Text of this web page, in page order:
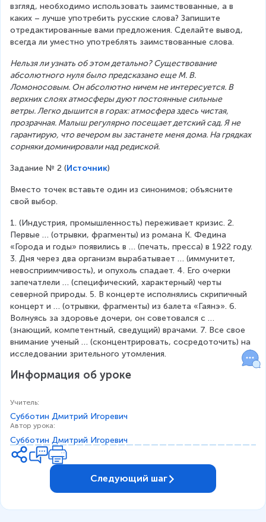
взгляд, необходимо использовать заимствованные, а в
каких – лучше употребить русские слова? Запишите
отредактированные вами предложения. Сделайте вывод,
всегда ли уместно употреблять заимствованные слова.
Нельзя ли узнать об этом детально? Существование
абсолютного нуля было предсказано еще М. В.
Ломоносовым. Он абсолютно ничем не интересуется. В
верхних слоях атмосферы дуют постоянные сильные
ветры. Легко дышится в горах: атмосфера здесь чистая,
прозрачная. Малыш регулярно посещает детский сад. Я не
гарантирую, что вечером вы застанете меня дома. На грядках
сорняки доминировали над редиской.
Задание № 2 (Источник)
Вместо точек вставьте один из синонимов; объясните
свой выбор.
1. (Индустрия, промышленность) переживает кризис. 2.
Первые … (отрывки, фрагменты) из романа К. Федина
«Города и годы» появились в … (печать, пресса) в 1922 году.
3. Дня через два организм вырабатывает … (иммунитет,
невосприимчивость), и опухоль спадает. 4. Его очерки
запечатлели … (специфический, характерный) черты
северной природы. 5. В концерте исполнялись скрипичный
концерт и … (отрывки, фрагменты) из балета «Гаянэ». 6.
Волнуясь за здоровье дочери, он советовался с …
(знающий, компетентный, сведущий) врачами. 7. Все свое
внимание ученый … (сконцентрировать, сосредоточить) на
исследовании зрительного утомления.
Информация об уроке
Учитель:
Субботин Дмитрий Игоревич
Автор урока:
Субботин Дмитрий Игоревич
Следующий шаг